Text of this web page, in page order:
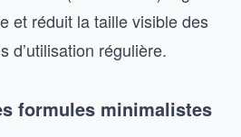
et réduit la taille visible des
d’utilisation régulière.
formules minimalistes